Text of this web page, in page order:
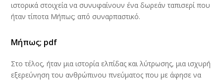
ιστορικά στοιχεία να συνυφαίνουν ένα δωρεάν ταπισερί που
ήταν τίποτα Μήπως; από συναρπαστικό.
Μήπως; pdf
Στο τέλος, ήταν μια ιστορία ελπίδας και λύτρωσης, μια ισχυρή
εξερεύνηση του ανθρώπινου πνεύματος που με άφησε να